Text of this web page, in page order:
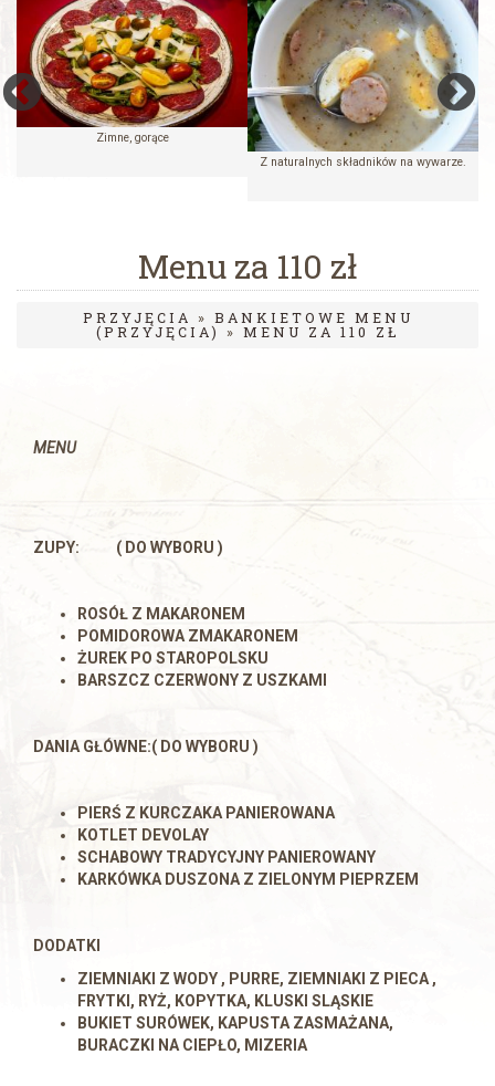
Zimne, gorące
Z naturalnych składników na wywarze.
Menu za 110 zł
PRZYJĘCIA » BANKIETOWE MENU
(PRZYJĘCIA)
» MENU ZA 110 ZŁ
MENU
ZUPY: ( DO WYBORU )
ROSÓŁ Z MAKARONEM
POMIDOROWA ZMAKARONEM
ŻUREK PO STAROPOLSKU
BARSZCZ CZERWONY Z USZKAMI
DANIA GŁÓWNE:( DO WYBORU )
PIERŚ Z KURCZAKA PANIEROWANA
KOTLET DEVOLAY
SCHABOWY TRADYCYJNY PANIEROWANY
KARKÓWKA DUSZONA Z ZIELONYM PIEPRZEM
DODATKI
ZIEMNIAKI Z WODY , PURRE, ZIEMNIAKI Z PIECA ,
FRYTKI, RYŻ, KOPYTKA, KLUSKI SLĄSKIE
BUKIET SURÓWEK, KAPUSTA ZASMAŻANA,
BURACZKI NA CIEPŁO, MIZERIA